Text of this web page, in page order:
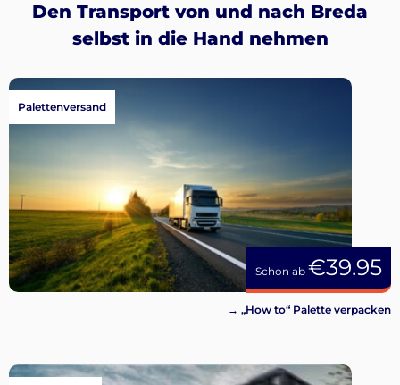
Den Transport von und nach Breda
selbst in die Hand nehmen
Schon ab €39.95
Palettenversand
→ „How to“ Palette verpacken